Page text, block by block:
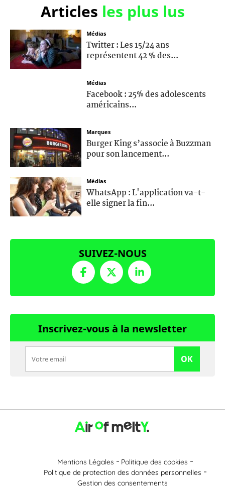
Articles les plus lus
Médias
Twitter : Les 15/24 ans
représentent 42 % des...
Médias
Facebook : 25% des adolescents
américains...
Marques
Burger King s’associe à Buzzman
pour son lancement...
Médias
WhatsApp : L'application va-t-
elle signer la fin...
SUIVEZ-NOUS
Inscrivez-vous à la newsletter
OK
Mentions Légales
Politique des cookies
Politique de protection des données personnelles
Gestion des consentements